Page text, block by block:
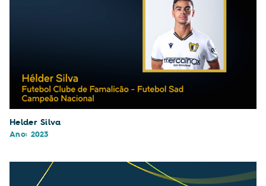
Helder Silva
Ano: 2023